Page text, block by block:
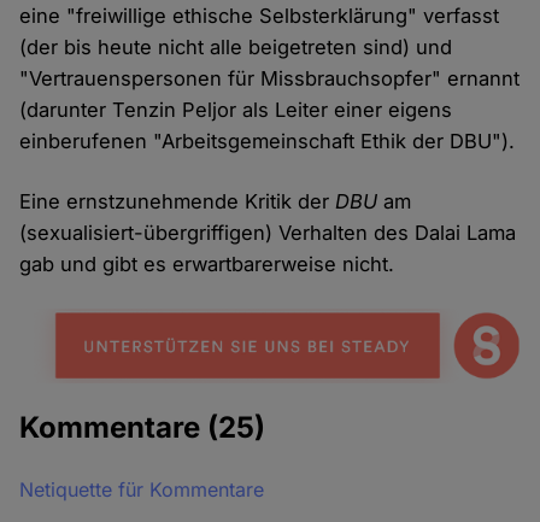
eine "freiwillige ethische Selbsterklärung" verfasst
(der bis heute nicht alle beigetreten sind) und
"Vertrauenspersonen für Missbrauchsopfer" ernannt
(darunter Tenzin Peljor als Leiter einer eigens
einberufenen "Arbeitsgemeinschaft Ethik der DBU").
Eine ernstzunehmende Kritik der DBU am
(sexualisiert-übergriffigen) Verhalten des Dalai Lama
gab und gibt es erwartbarerweise nicht.
Kommentare (25)
Netiquette für Kommentare